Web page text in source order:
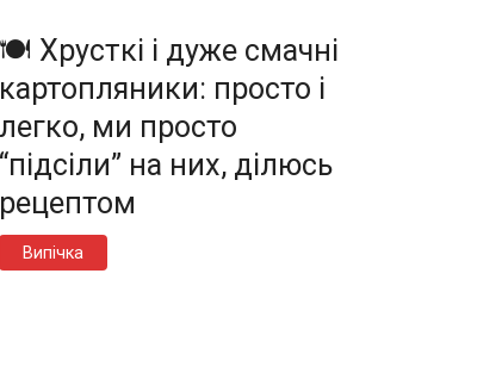
🍽️ Хрусткі і дуже смачні
картопляники: просто і
легко, ми просто
“підсіли” на них, ділюсь
рецептом
Випічка